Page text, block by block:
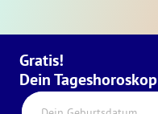
Gratis!
Dein Tageshoroskop